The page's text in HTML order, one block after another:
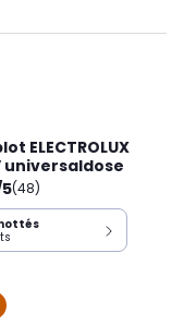
ELECTROLUX
universaldose
(48)